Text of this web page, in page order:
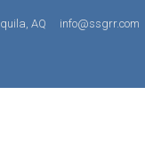
AQ info@ssgrr.com